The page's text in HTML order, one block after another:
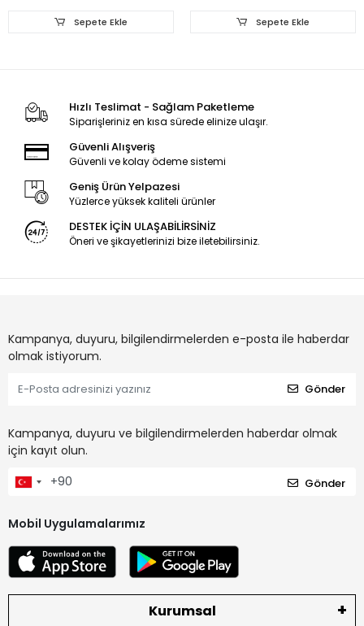
Sepete Ekle Sepete Ekle
Hızlı Teslimat - Sağlam Paketleme
Siparişleriniz en kısa sürede elinize ulaşır.
Güvenli Alışveriş
Güvenli ve kolay ödeme sistemi
Geniş Ürün Yelpazesi
Yüzlerce yüksek kaliteli ürünler
DESTEK İÇİN ULAŞABİLİRSİNİZ
Öneri ve şikayetlerinizi bize iletebilirsiniz.
Kampanya, duyuru, bilgilendirmelerden e-posta ile haberdar
olmak istiyorum.
Gönder
Kampanya, duyuru ve bilgilendirmelerden haberdar olmak
için kayıt olun.
Gönder
Mobil Uygulamalarımız
Kurumsal